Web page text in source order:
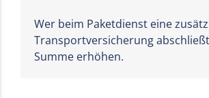
Wer beim Paketdienst eine
Transportversicherung
Summe erhöhen.